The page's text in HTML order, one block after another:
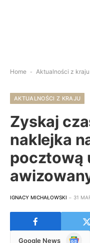
Home - Aktualności z kraju
AKTUALNOŚCI Z KRAJU
Zyskaj
naklejka
pocztową
IGNACY MICHAŁOWSKI 31
Google News Google